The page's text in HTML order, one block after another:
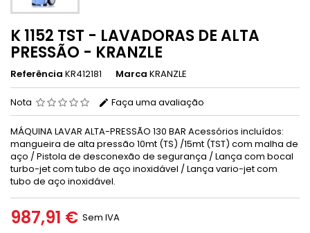
K 1152 TST - LAVADORAS DE ALTA
PRESSÃO - KRANZLE
Referência KR412181 Marca KRANZLE
Nota Faça uma avaliação
MÁQUINA LAVAR ALTA-PRESSÃO 130 BAR Acessórios incluídos:
mangueira de alta pressão 10mt (TS) /15mt (TST) com malha de
aço / Pistola de desconexão de segurança / Lança com bocal
turbo-jet com tubo de aço inoxidável / Lança vario-jet com
tubo de aço inoxidável.
987,91 € Sem IVA